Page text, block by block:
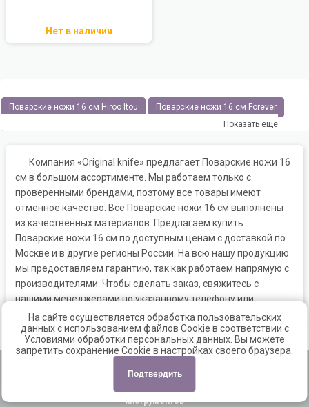
Нет в наличии
Поварские ножи 16 см Hiroo Itou Поварские ножи 16 см Forever
Поварские ножи 16 см Shimomura Поварские ножи 16 см TOJIRO
Поварские ножи 16 см YAXELL Поварские ножи 16 см Masahiro
Поварские ножи 16 см Sakai Takayuki
Поварские ножи 16 см Kanetsune Поварские ножи 16 см Boker
Поварские ножи 16 см WUESTHOF Поварские ножи 16 см Arcos
Поварские ножи 16 см VICTORINOX Поварские ножи 16 см KASUMI
Поварские ножи 16 см Дамир Сафаров
Поварские ножи 16 см Япония Поварские ножи 16 см Германия
Поварские ножи 16 см Россия
Показать ещё
Компания «Original knife» предлагает Поварские ножи 16
см в большом ассортименте. Мы работаем только с
проверенными брендами, поэтому все товары имеют
отменное качество. Все Поварские ножи 16 см выполнены
из качественных материалов. Предлагаем купить
Поварские ножи 16 см по доступным ценам с доставкой по
Москве и в другие регионы России. На всю нашу продукцию
мы предоставляем гарантию, так как работаем напрямую с
производителями. Чтобы сделать заказ, свяжитесь с
нашими менеджерами по указанному телефону или
напишите по электронной почте.
Обратный звонок| Карта сайта
© 2012 - 2026, «Ориджинал Найф» – интернет-магазин ножей и
инструментов
На сайте осуществляется обработка пользовательских
данных с использованием файлов Cookie в соответствии с
Условиями обработки персональных данных . Вы можете
запретить сохранение Cookie в настройках своего браузера.
Подтвердить